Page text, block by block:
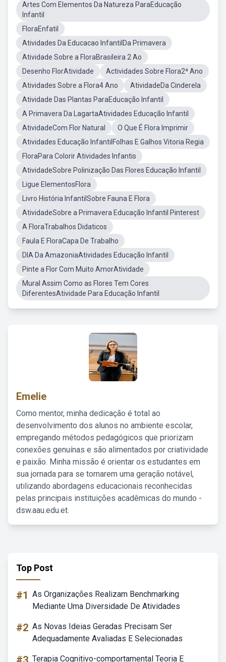
Artes Com Elementos Da Natureza ParaEducação
Infantil
FloraEnfatil
Atividades Da Educacao InfantilDa Primavera
Atividade Sobre a FloraBrasileira 2 Ao
Desenho FlorAtividade
Actividades Sobre Flora2ª Ano
Atividades Sobre a Flora4 Ano
AtividadeDa Cinderela
Atividade Das Plantas ParaEducação Infantil
A Primavera Da LagartaAtividades Educação Infantil
AtividadeCom Flor Natural
O Que É Flora Imprimir
Atividades Educação InfantilFolhas E Galhos Vitoria Regia
FloraPara Colorir Atividades Infantis
AtividadeSobre Polinização Das Flores Educação Infantil
Ligue ElementosFlora
Livro História InfantilSobre Fauna E Flora
AtividadeSobre a Primavera Educação Infantil Pinterest
A FloraTrabalhos Didaticos
Faula E FloraCapa De Trabalho
DIA Da AmazoniaAtividades Educação Infantil
Pinte a Flor Com Muito AmorAtividade
Mural Assim Como as Flores Tem Cores
DiferentesAtividade Para Educação Infantil
Emelie
Como mentor, minha dedicação é total ao
desenvolvimento dos alunos no ambiente escolar,
empregando métodos pedagógicos que priorizam
conexões genuínas e são alimentados por criatividade
e paixão. Minha missão é orientar os estudantes em
sua jornada para se tornarem uma geração notável,
utilizando abordagens educacionais reconhecidas
pelas principais instituições acadêmicas do mundo -
dsw.aau.edu.et.
Top Post
#1 As Organizações Realizam Benchmarking
Mediante Uma Diversidade De Atividades
#2 As Novas Ideias Geradas Precisam Ser
Adequadamente Avaliadas E Selecionadas
Terapia Cognitivo-comportamental Teoria E